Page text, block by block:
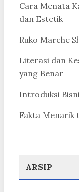
Cara Menata
dan Estetik
Ruko Marche
Literasi dan
yang Benar
Introduksi
Fakta Menarik
ARSIP